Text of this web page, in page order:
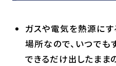
ガスや電気を熱源に
場所なので、いつでも
できるだけ出したまま